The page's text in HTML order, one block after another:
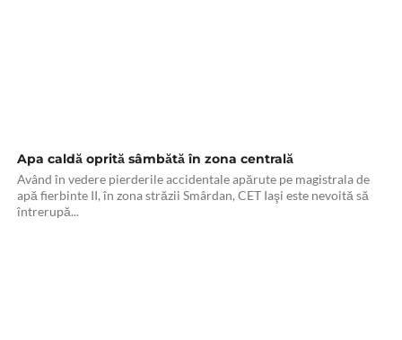
Apa caldă oprită sâmbătă în zona centrală
Având în vedere pierderile accidentale apărute pe magistrala de
apă fierbinte II, în zona străzii Smârdan, CET Iaşi este nevoită să
întrerupă...